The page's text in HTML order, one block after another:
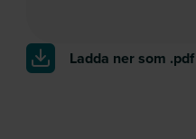
Ladda ner som .pdf